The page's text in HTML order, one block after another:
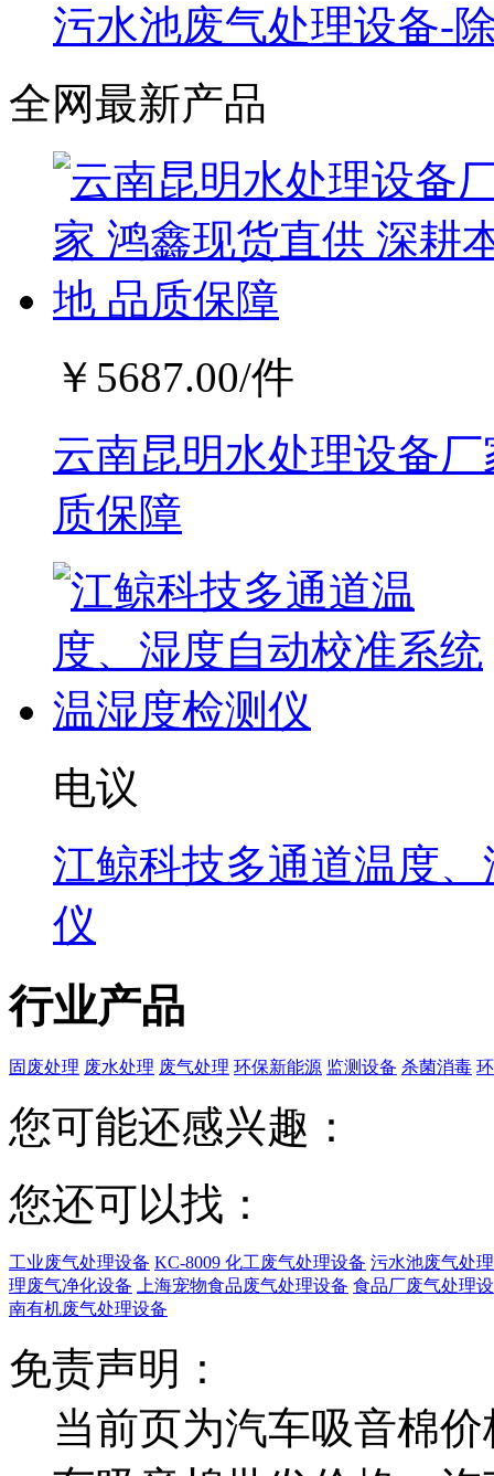
污水池废气处理设备-
全网最新产品
￥ 5687.00/件
云南昆明水处理设备
质保障
电议
江鲸科技多通道温度
仪
行业产品
固废处理 废水处理 废气处理 环保新能源 监测设备 杀菌消毒
您可能还感兴趣：
您还可以找：
工业废气处理设备 KC-8009 化工废气处理设备 污水池废气处
理废气净化设备
上海宠物食品废气处理设备 食品厂废气处理
南有机废气处理设备
免责声明：
当前页为汽车吸音棉